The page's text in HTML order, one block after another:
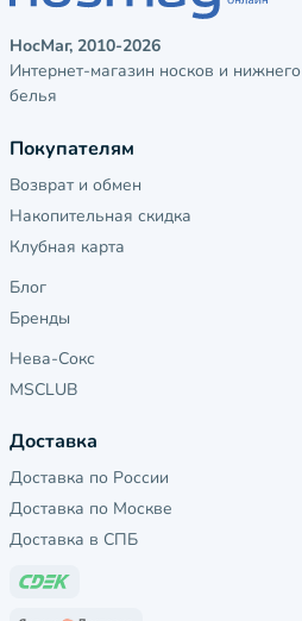
НосМаг, 2010-2026
Интернет-магазин носков и нижнего
белья
Покупателям
Возврат и обмен
Накопительная скидка
Клубная карта
Блог
Бренды
Нева-Сокс
MSCLUB
Доставка
Доставка по России
Доставка по Москве
Доставка в СПБ